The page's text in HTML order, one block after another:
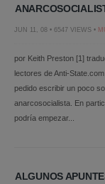
JUN 11, 08 • 6547 VIEWS •
por Keith Preston [1]
lectores de Anti-
pedido escribir un poco
anarcosocialista. En
podría empezar...
ALGUNOS